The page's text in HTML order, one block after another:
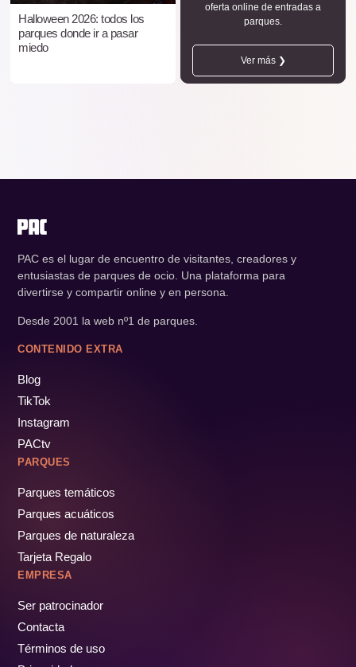
Halloween 2026: todos los
parques donde ir a pasar
miedo
oferta online de entradas a
parques.
Ver más ❯
PAC es el lugar de encuentro de visitantes, creadores y
entusiastas de parques de ocio. Una plataforma para
divertirse y compartir online y en persona.
Desde 2001 la web nº1 de parques.
CONTENIDO EXTRA
Blog
TikTok
Instagram
PACtv
PARQUES
Parques temáticos
Parques acuáticos
Parques de naturaleza
Tarjeta Regalo
EMPRESA
Ser patrocinador
Contacta
Términos de uso